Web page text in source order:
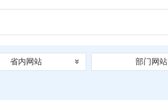
省内网站 部门网站